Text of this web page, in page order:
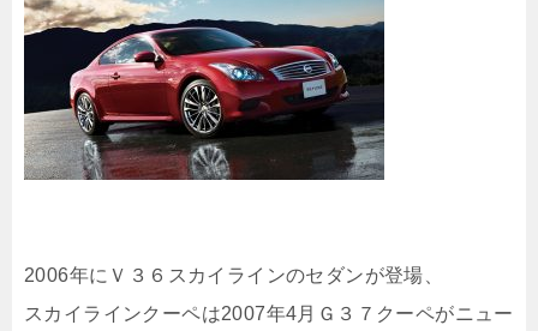
2006年にＶ３６スカイラインのセダンが登場、
スカイラインクーペは2007年4月Ｇ３７クーペがニュー